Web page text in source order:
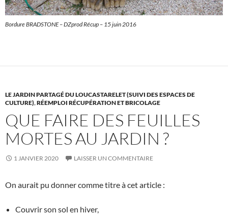
Bordure BRADSTONE – DZprod Récup – 15 juin 2016
LE JARDIN PARTAGÉ DU LOUCASTARELET (SUIVI DES ESPACES DE
CULTURE),RÉEMPLOI RÉCUPÉRATION ET BRICOLAGE
QUE FAIRE DES FEUILLES
MORTES AU JARDIN ?
1 JANVIER 2020 LAISSER UN COMMENTAIRE
On aurait pu donner comme titre à cet article :
Couvrir son sol en hiver,